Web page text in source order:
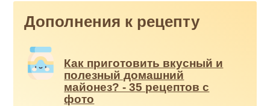
Дополнения к рецепту
Как приготовить вкусный и
полезный домашний
майонез? - 35 рецептов с
фото